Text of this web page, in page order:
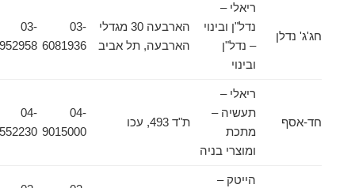
חג'ג' נדלן
ריאלי –
נדל"ן ובינוי
– נדל"ן
ובינוי
הארבעה 30 מגדלי
הארבעה, תל אביב
03-
6081936
6952958
חד-אסף
ריאלי –
תעשיה –
מתכת
ומוצרי בניה
9015000
9552230
הייטק –